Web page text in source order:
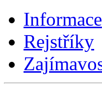
Informace
Rejstříky